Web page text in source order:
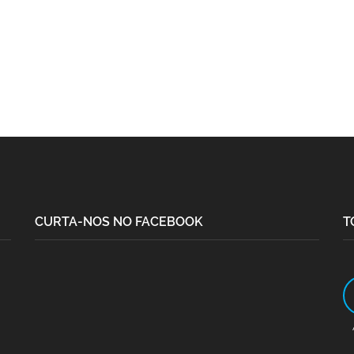
CURTA-NOS NO FACEBOOK